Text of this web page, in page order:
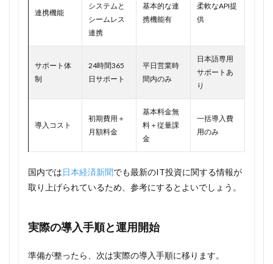
連携機能
システムと
シームレス
連携
基本的な連
携機能有
柔軟なAPI提
供
サポート体
制
24時間365
日サポート
平日営業時
間内のみ
日本語専用
サポートあ
り
導入コスト
初期費用＋
月額料金
基本料金無
料＋従量課
金
一括導入費
用のみ
国内では日本経済新聞でも最新のIT投資に関する情報が
取り上げられているため、参考にするとよいでしょう。
実際の導入手順と運用開始
準備が整ったら、次は実際の導入手順に移ります。